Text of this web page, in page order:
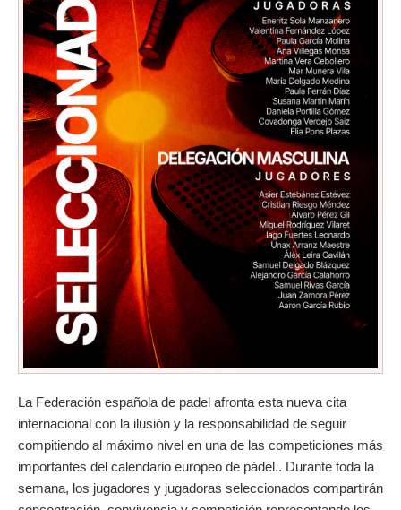
La Federación española de padel afronta esta nueva cita
internacional con la ilusión y la responsabilidad de seguir
compitiendo al máximo nivel en una de las competiciones más
importantes del calendario europeo de pádel.. Durante toda la
semana, los jugadores y jugadoras seleccionados compartirán